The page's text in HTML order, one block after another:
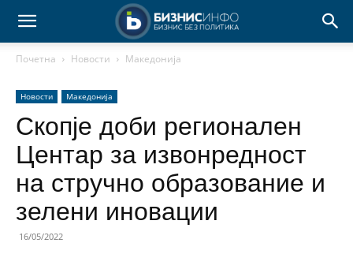
Почетна Новости Македонија
Новости Македонија
Скопје доби регионален
Центар за извонредност
на стручно образование и
зелени иновации
16/05/2022